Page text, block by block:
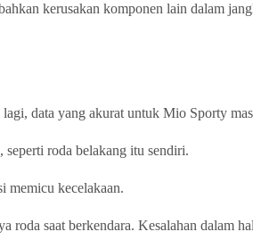
kerusakan komponen lain dalam
data yang akurat untuk Mio Sporty
seperti roda belakang itu sendiri.
memicu kecelakaan.
saat berkendara. Kesalahan dalam